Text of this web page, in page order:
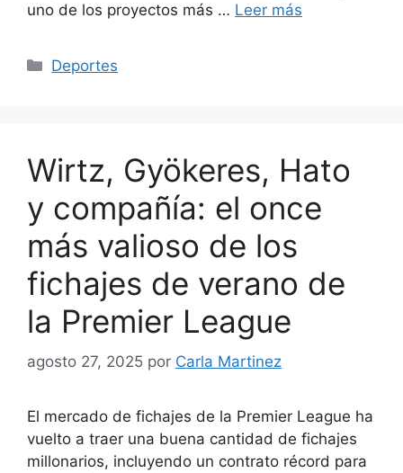
uno de los proyectos más … Leer más
Categorías
Deportes
Wirtz, Gyökeres, Hato
y compañía: el once
más valioso de los
fichajes de verano de
la Premier League
agosto 27, 2025 por Carla Martinez
El mercado de fichajes de la Premier League ha
vuelto a traer una buena cantidad de fichajes
millonarios, incluyendo un contrato récord para